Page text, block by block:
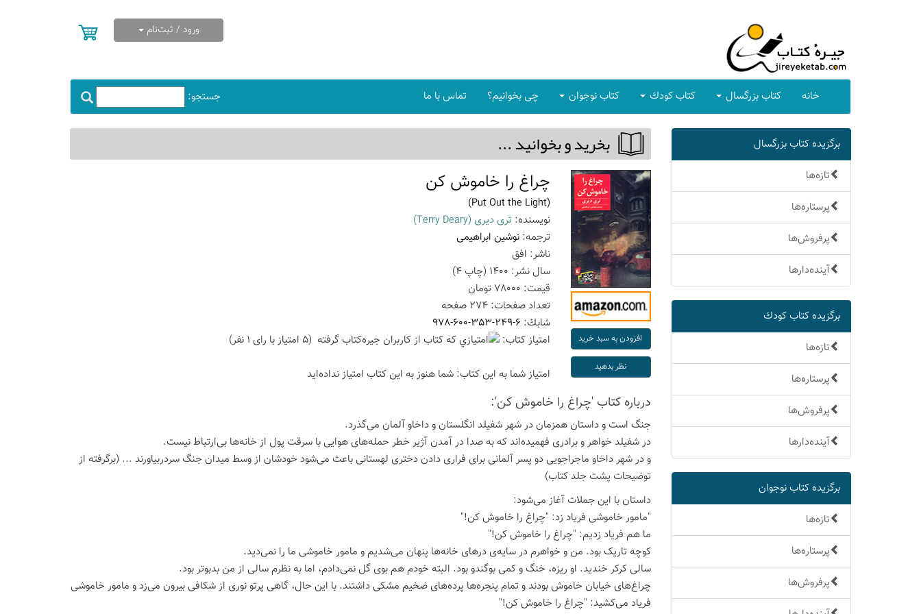
ورود / ثبت‌نام
جستجو: خانه كتاب بزرگسال كتاب كودك كتاب نوجوان چی بخوانیم؟ تماس با ما
برگزیده كتاب بزرگسال
تازه‌ها
پرستاره‌ها
پرفروش‌ها
آینده‌دارها
برگزیده كتاب كودك
تازه‌ها
پرستاره‌ها
پرفروش‌ها
آینده‌دارها
برگزیده كتاب نوجوان
تازه‌ها
پرستاره‌ها
پرفروش‌ها
بخريد و بخوانيد ...
چراغ را خاموش کن
(Put Out the Light)
نویسنده: تری دیری (Terry Deary)
ترجمه: نوشین ابراهیمی
ناشر: افق
سال نشر: 1400 (چاپ4
)
قیمت: 78000 تومان
تعداد صفحات: 274 صفحه
شابك: 978-600-353-249-6
امتیاز كتاب:
(5 امتیاز با رای 1 نفر)
امتیاز شما به این كتاب: شما هنوز به این كتاب امتیاز نداده‌اید
درباره كتاب 'چراغ را خاموش کن':
جنگ است و داستان همزمان در شهر شفیلد انگلستان و داخاو آلمان می‌گذرد.
در شفیلد خواهر و برادری فهمیده‌اند که به صدا در آمدن آژیر خطر حمله‌های هوایی با سرقت پول از خانه‌ها بی‌ارتباط نیست.
و در شهر داخاو ماجراجویی دو پسر آلمانی برای فراری دادن دختری لهستانی باعث می‌شود خودشان از وسط میدان جنگ سردربیاورند ... (برگرفته از
توضیحات پشت جلد کتاب)
داستان با این جملات آغاز می‌شود:
"مامور خاموشی فریاد زد: "چراغ را خاموش کن!"
ما هم فریاد زدیم: "چراغ را خاموش کن!"
کوچه تاریک بود. من و خواهرم در سایه‌ی درهای خانه‌ها پنهان می‌شدیم و مامور خاموشی ما را نمی‌دید.
سالی کرکر خندید. او ریزه، خنگ و کمی بوگندو بود. البته خودم هم بوی گل نمی‌دادم، اما به نظرم سالی از من بدبوتر بود.
چراغ‌های خیابان خاموش بودند و تمام پنجره‌ها پرده‌های ضخیم مشکی داشتند. با این حال، گاهی پرتو نوری از شکافی بیرون می‌زد و مامور خاموشی
فریاد می‌کشید: "چراغ را خاموش کن!"